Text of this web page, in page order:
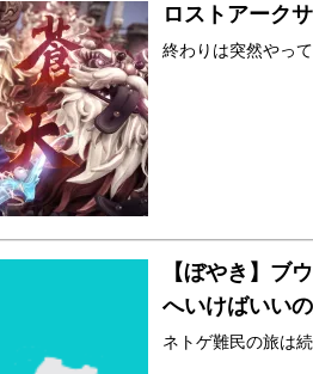
ロストアーク
終わりは突然やっ
【ぼやき】ブ
へいけばいい
ネトゲ難民の旅は続